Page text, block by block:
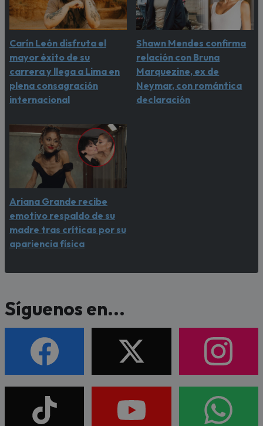
Carín León disfruta el
mayor éxito de su
carrera y llega a Lima en
plena consagración
internacional
Shawn Mendes confirma
relación con Bruna
Marquezine, ex de
Neymar, con romántica
declaración
Ariana Grande recibe
emotivo respaldo de su
madre tras críticas por su
apariencia física
Síguenos en...